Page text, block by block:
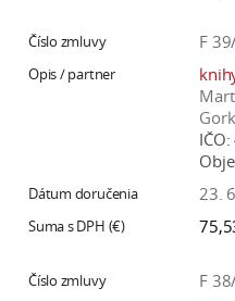
F
IČO:
23.
F